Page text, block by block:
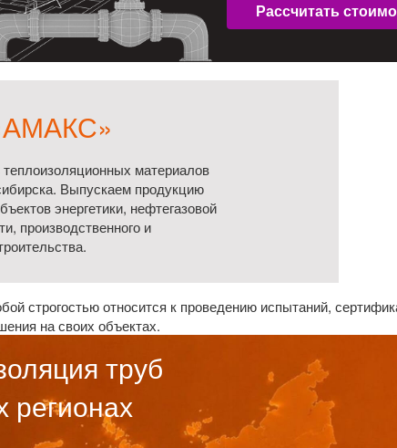
материалов
Выпускаем продукцию
энергетики, нефтегазовой
производственного и
строгостью относится к проведению испытаний,
на своих объектах.
труб
регионах